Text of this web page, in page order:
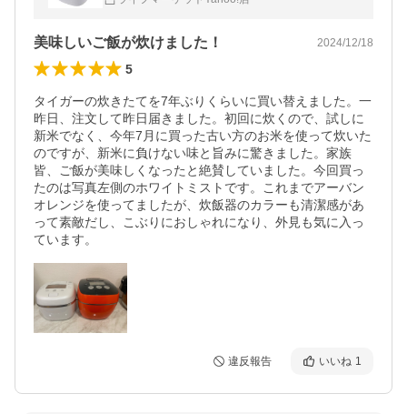
美味しいご飯が炊けました！ 2024/12/18
5
タイガーの炊きたてを7年ぶりくらいに買い替えました。一
昨日、注文して昨日届きました。初回に炊くので、試しに
新米でなく、今年7月に買った古い方のお米を使って炊いた
のですが、新米に負けない味と旨みに驚きました。家族
皆、ご飯が美味しくなったと絶賛していました。今回買っ
たのは写真左側のホワイトミストです。これまでアーバン
オレンジを使ってましたが、炊飯器のカラーも清潔感があ
って素敵だし、こぶりにおしゃれになり、外見も気に入っ
ています。
違反報告 いいね 1